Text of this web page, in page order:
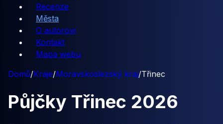
Recenze
Města
O autorovi
Kontakt
Mapa webu
Domů/Kraje/Moravskoslezský kraj/Třinec
Půjčky Třinec 2026